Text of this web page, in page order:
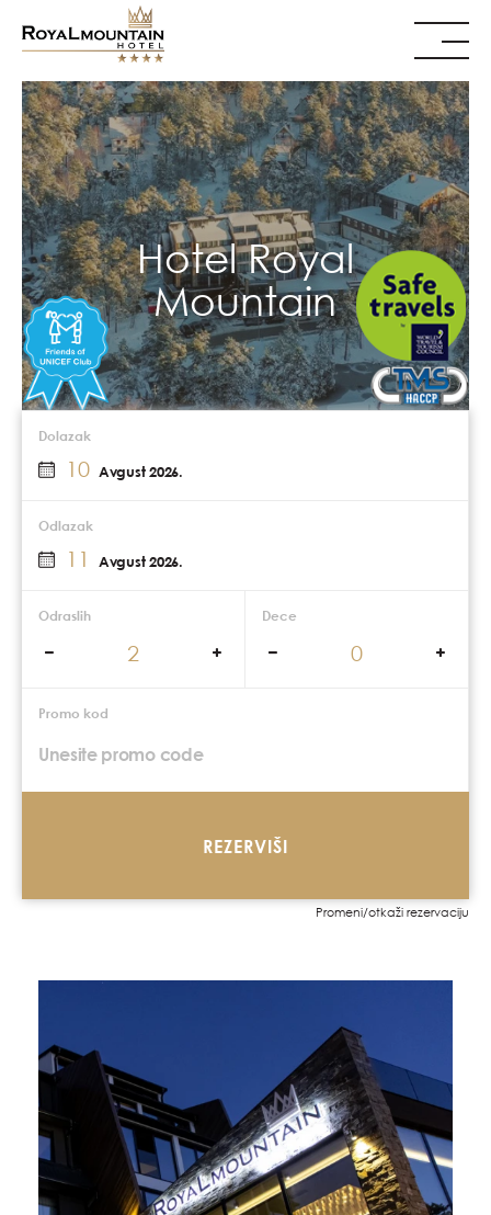
Hotel Royal
Mountain
Dolazak
10 Avgust 2026.
Odlazak
11 Avgust 2026.
Odraslih Dece
Promo kod
REZERVIŠI
Promeni/otkaži rezervaciju